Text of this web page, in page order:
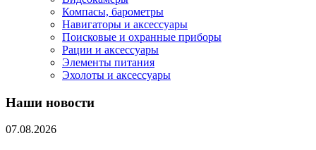
Компасы, барометры
Навигаторы и аксессуары
Поисковые и охранные приборы
Рации и аксессуары
Элементы питания
Эхолоты и аксессуары
Наши новости
07.08.2026